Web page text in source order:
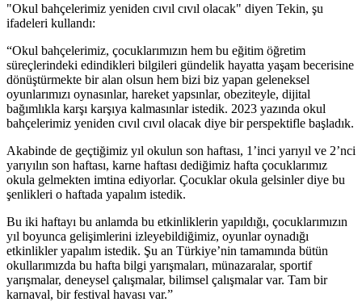
"Okul bahçelerimiz yeniden cıvıl cıvıl olacak" diyen Tekin, şu
ifadeleri kullandı:
“Okul bahçelerimiz, çocuklarımızın hem bu eğitim öğretim
süreçlerindeki edindikleri bilgileri gündelik hayatta yaşam becerisine
dönüştürmekte bir alan olsun hem bizi biz yapan geleneksel
oyunlarımızı oynasınlar, hareket yapsınlar, obeziteyle, dijital
bağımlıkla karşı karşıya kalmasınlar istedik. 2023 yazında okul
bahçelerimiz yeniden cıvıl cıvıl olacak diye bir perspektifle başladık.
Akabinde de geçtiğimiz yıl okulun son haftası, 1’inci yarıyıl ve 2’nci
yarıyılın son haftası, karne haftası dediğimiz hafta çocuklarımız
okula gelmekten imtina ediyorlar. Çocuklar okula gelsinler diye bu
şenlikleri o haftada yapalım istedik.
Bu iki haftayı bu anlamda bu etkinliklerin yapıldığı, çocuklarımızın
yıl boyunca gelişimlerini izleyebildiğimiz, oyunlar oynadığı
etkinlikler yapalım istedik. Şu an Türkiye’nin tamamında bütün
okullarımızda bu hafta bilgi yarışmaları, münazaralar, sportif
yarışmalar, deneysel çalışmalar, bilimsel çalışmalar var. Tam bir
karnaval, bir festival havası var.”